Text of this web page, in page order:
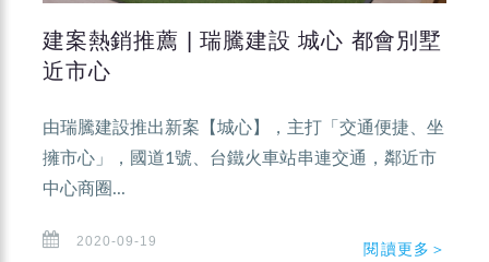
建案熱銷推薦 | 瑞騰建設 城心 都會別墅
近市心
由瑞騰建設推出新案【城心】，主打「交通便捷、坐
擁市心」，國道1號、台鐵火車站串連交通，鄰近市
中心商圈...
2020-09-19 閱讀更多＞